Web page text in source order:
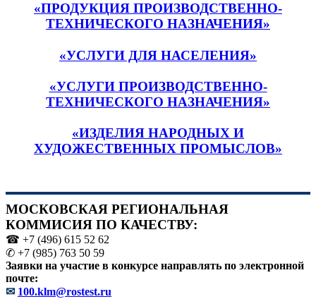
«ПРОДУКЦИЯ ПРОИЗВОДСТВЕННО-
ТЕХНИЧЕСКОГО НАЗНАЧЕНИЯ»
«УСЛУГИ ДЛЯ НАСЕЛЕНИЯ»
«УСЛУГИ ПРОИЗВОДСТВЕННО-
ТЕХНИЧЕСКОГО НАЗНАЧЕНИЯ»
«ИЗДЕЛИЯ НАРОДНЫХ И
ХУДОЖЕСТВЕННЫХ ПРОМЫСЛОВ»
МОСКОВСКАЯ РЕГИОНАЛЬНАЯ
КОММИСИЯ ПО КАЧЕСТВУ:
☎ +7 (496) 615 52 62
✆ +7 (985) 763 50 59
Заявки на участие в конкурсе направлять по электронной
почте:
✉ 100.klm@rostest.ru